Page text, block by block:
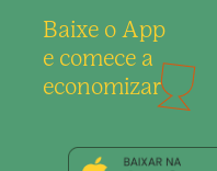
Baixe o App
e comece a
economizar